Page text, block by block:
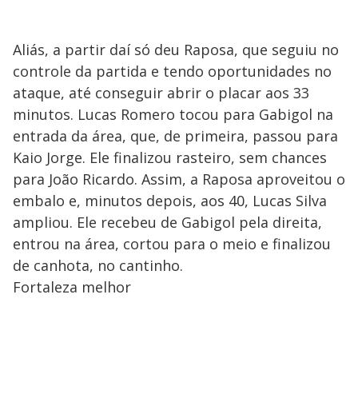
Aliás, a partir daí só deu Raposa, que seguiu no
controle da partida e tendo oportunidades no
ataque, até conseguir abrir o placar aos 33
minutos. Lucas Romero tocou para Gabigol na
entrada da área, que, de primeira, passou para
Kaio Jorge. Ele finalizou rasteiro, sem chances
para João Ricardo. Assim, a Raposa aproveitou o
embalo e, minutos depois, aos 40, Lucas Silva
ampliou. Ele recebeu de Gabigol pela direita,
entrou na área, cortou para o meio e finalizou
de canhota, no cantinho.
Fortaleza melhor